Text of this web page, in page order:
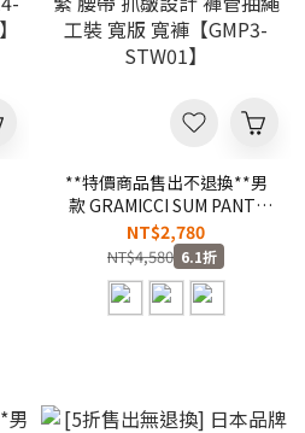
**特價商品售出不退換**男
款 GRAMICCI SUM PANTS
黑色 炭灰色 橄欖綠 跑步人
鬆緊 腰帶 抓皺設計 褲管抽繩
工裝 寬版 寬褲【GMP3-
STW01】
NT$2,780
NT$4,580 6.1折